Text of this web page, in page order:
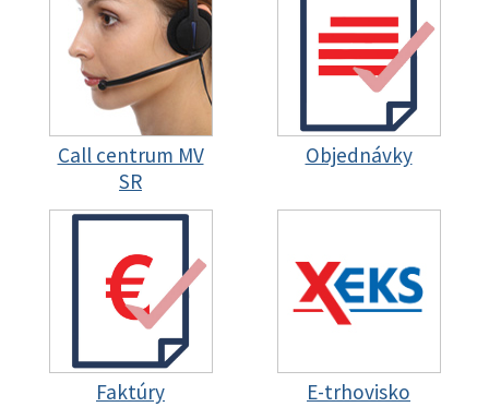
Call centrum MV
SR
Objednávky
Faktúry E-trhovisko